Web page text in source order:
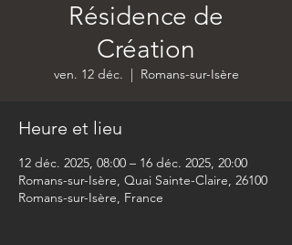
Résidence de
Création
ven. 12 déc.
  |
Romans-sur-Isère
Heure et lieu
12 déc. 2025, 08:00 – 16 déc. 2025, 20:00
Romans-sur-Isère, Quai Sainte-Claire, 26100
Romans-sur-Isère, France